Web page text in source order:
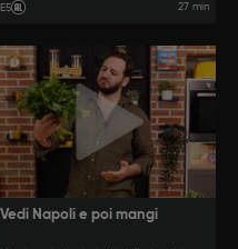
E5 27 min
Vedi Napoli e poi mangi